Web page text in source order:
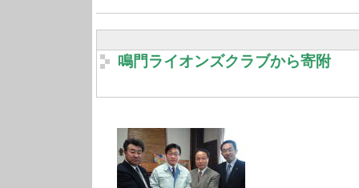
鳴門ライオンズクラブから寄附